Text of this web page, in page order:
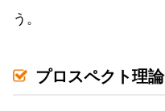
う。
プロスペクト理論